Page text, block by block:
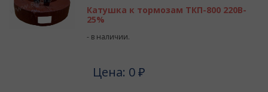
Катушка к тормозам ТКП-800 220В-
25%
- в наличии.
Цена: 0 ₽